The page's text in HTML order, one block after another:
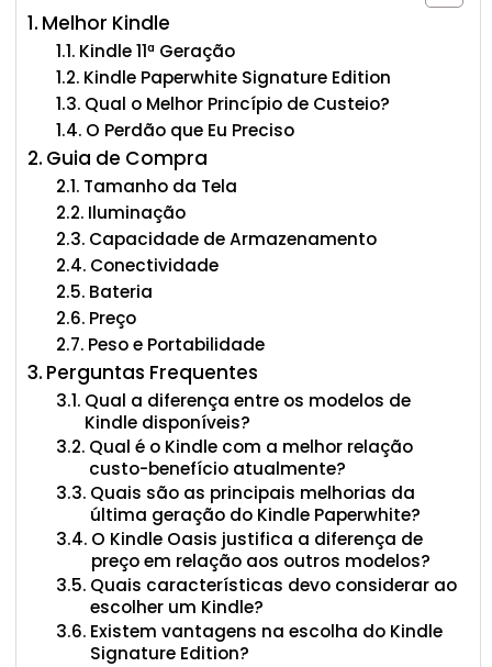
Melhor Kindle
Kindle 11ª Geração
Kindle Paperwhite Signature Edition
Qual o Melhor Princípio de Custeio?
O Perdão que Eu Preciso
Guia de Compra
Tamanho da Tela
Iluminação
Capacidade de Armazenamento
Conectividade
Bateria
Preço
Peso e Portabilidade
Perguntas Frequentes
Qual a diferença entre os modelos de
Kindle disponíveis?
Qual é o Kindle com a melhor relação
custo-benefício atualmente?
Quais são as principais melhorias da
última geração do Kindle Paperwhite?
O Kindle Oasis justifica a diferença de
preço em relação aos outros modelos?
Quais características devo considerar ao
escolher um Kindle?
Existem vantagens na escolha do Kindle
Signature Edition?